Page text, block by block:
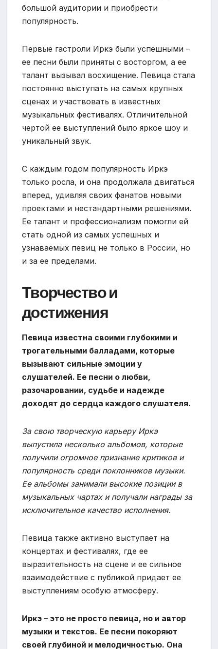
большой аудитории и приобрести
популярность.
Первые гастроли Иркэ были успешными –
ее песни были приняты с восторгом, а ее
талант вызывал восхищение. Певица стала
постоянно выступать на самых крупных
сценах и участвовать в известных
музыкальных фестивалях. Отличительной
чертой ее выступлений было яркое шоу и
уникальный звук.
С каждым годом популярность Иркэ
только росла, и она продолжала двигаться
вперед, удивляя своих фанатов новыми
проектами и нестандартными решениями.
Ее талант и профессионализм помогли ей
стать одной из самых успешных и
узнаваемых певиц не только в России, но
и за ее пределами.
Творчество и
достижения
Певица известна своими глубокими и
трогательными балладами, которые
вызывают сильные эмоции у
слушателей. Ее песни о любви,
разочаровании, судьбе и надежде
доходят до сердца каждого слушателя.
За свою творческую карьеру Иркэ
выпустила несколько альбомов, которые
получили огромное признание критиков и
популярность среди поклонников музыки.
Ее альбомы занимали высокие позиции в
музыкальных чартах и получали награды за
исключительное качество исполнения.
Певица также активно выступает на
концертах и фестивалях, где ее
выразительность на сцене и ее сильное
взаимодействие с публикой придает ее
выступлениям особую атмосферу.
Иркэ – это не просто певица, но и автор
музыки и текстов. Ее песни покоряют
своей глубиной и мелодичностью. Она